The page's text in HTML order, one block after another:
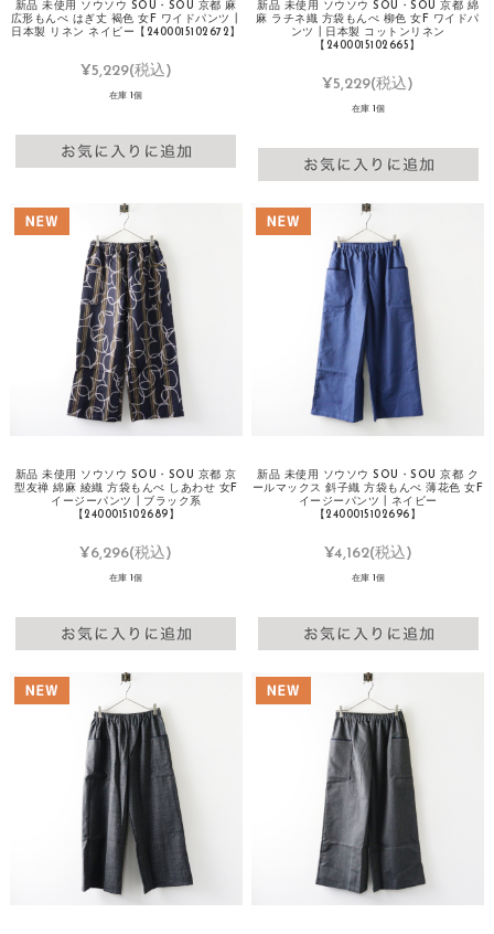
新品 未使用 ソウソウ SOU・SOU 京都 麻
広形もんぺ はぎ丈 褐色 女F ワイドパンツ┃
日本製 リネン ネイビー【2400015102672】
¥5,229(税込)
在庫 1個
新品 未使用 ソウソウ SOU・SOU 京都 綿
麻 ラチネ織 方袋もんぺ 柳色 女F ワイドパ
ンツ┃日本製 コットンリネン
【2400015102665】
¥5,229(税込)
在庫 1個
新品 未使用 ソウソウ SOU・SOU 京都 京
型友禅 綿麻 綾織 方袋もんぺ しあわせ 女F
イージーパンツ┃ブラック系
【2400015102689】
¥6,296(税込)
在庫 1個
新品 未使用 ソウソウ SOU・SOU 京都 ク
ールマックス 斜子織 方袋もんぺ 薄花色 女F
イージーパンツ┃ネイビー
【2400015102696】
¥4,162(税込)
在庫 1個